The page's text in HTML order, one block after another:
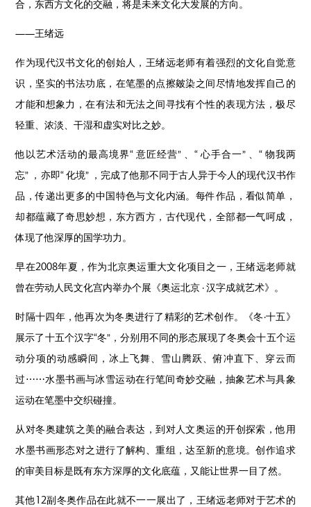
合，东西方文化的交融，将是未来文化大发展的方向。
——王绪远
作为现代汉书文化的创始人，王绪远老师有着强烈的文化自觉意
识，坚实的书法功底，在笔墨的点擦皴染之间尽情地发挥自己的
才能和想象力，在有法和无法之间寻找有个性的表现方法，极尽
轻重、浓淡、干湿和虚实对比之妙。
他以艺术活动的最高境界“ 意匠经营” 、“ 心手合一” 、“ 物我两
忘” ，亦即“ 化境” ，完成了他那不同于古人异于今人的现代汉书作
品，传递出更多的中国特色与文化内涵。每件作品，看似简单，
却都蕴藏了奇思妙想，东方西方，古代现代，全部都一气呵成，
体现了他深厚的国学功力。
早在2008年夏，作为北京奥运重大文化项目之一，王绪远老师就
曾在劳动人民文化宫内举办个展《奥运北京 · 汉字成就艺术》。
时隔十四年，他再次为冬奥进行了精彩的艺术创作。《冬·十五》
展示了十五个汉字“冬”，分别用不同的形态展现了冬奥会十五个运
动分项的动感瞬间，冰上飞舞、雪山腾跃、俯冲直下、穿云而
过⋯⋯水墨书画与冰雪运动在行笔间奇妙交融，抽象艺术与具象
运动在笔墨中交织碰撞。
从对冬奥建筑之美的融合表达，到对人文奥运的开创探索，他用
水墨书画形态对之进行了解构、重组，达至新的意境。创作追求
的审美目标是既有东方深厚的文化底蕴，又能让世界一目了然。
其他12副冬奥作品在此就不一一展出了，王绪远老师对于艺术的